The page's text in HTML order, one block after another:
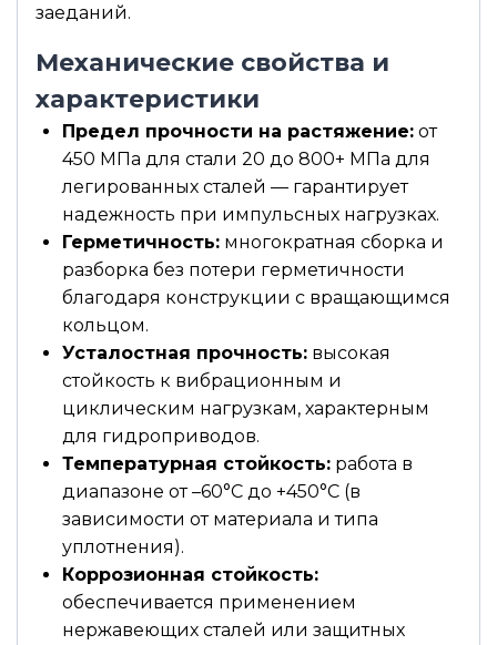
заеданий.
Механические свойства и
характеристики
Предел прочности на растяжение: от
450 МПа для стали 20 до 800+ МПа для
легированных сталей — гарантирует
надежность при импульсных нагрузках.
Герметичность: многократная сборка и
разборка без потери герметичности
благодаря конструкции с вращающимся
кольцом.
Усталостная прочность: высокая
стойкость к вибрационным и
циклическим нагрузкам, характерным
для гидроприводов.
Температурная стойкость: работа в
диапазоне от –60°С до +450°С (в
зависимости от материала и типа
уплотнения).
Коррозионная стойкость:
обеспечивается применением
нержавеющих сталей или защитных